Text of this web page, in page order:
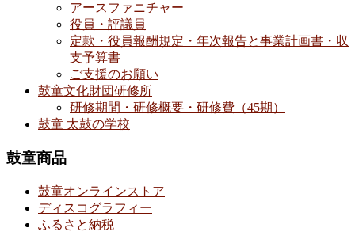
アースファニチャー
役員・評議員
定款・役員報酬規定・年次報告と事業計画書・収
支予算書
ご支援のお願い
鼓童文化財団研修所
研修期間・研修概要・研修費（45期）
鼓童 太鼓の学校
鼓童商品
鼓童オンラインストア
ディスコグラフィー
ふるさと納税